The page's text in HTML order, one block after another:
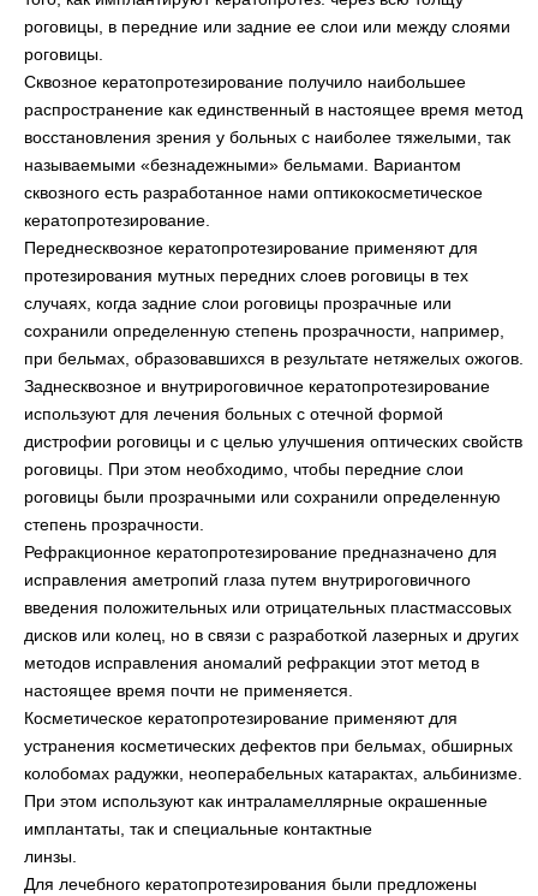
роговицы, в передние или задние ее слои или между слоями
роговицы.
Сквозное кератопротезирование получило наибольшее
распространение как единственный в настоящее время метод
восстановления зрения у больных с наиболее тяжелыми, так
называемыми «безнадежными» бельмами. Вариантом
сквозного есть разработанное нами оптикокосметическое
кератопротезирование.
Переднесквозное кератопротезирование применяют для
протезирования мутных передних слоев роговицы в тех
случаях, когда задние слои роговицы прозрачные или
сохранили определенную степень прозрачности, например,
при бельмах, образовавшихся в результате нетяжелых ожогов.
Заднесквозное и внутрироговичное кератопротезирование
используют для лечения больных с отечной формой
дистрофии роговицы и с целью улучшения оптических свойств
роговицы. При этом необходимо, чтобы передние слои
роговицы были прозрачными или сохранили определенную
степень прозрачности.
Рефракционное кератопротезирование предназначено для
исправления аметропий глаза путем внутрироговичного
введения положительных или отрицательных пластмассовых
дисков или колец, но в связи с разработкой лазерных и других
методов исправления аномалий рефракции этот метод в
настоящее время почти не применяется.
Косметическое кератопротезирование применяют для
устранения косметических дефектов при бельмах, обширных
колобомах радужки, неоперабельных катарактах, альбинизме.
При этом используют как интраламеллярные окрашенные
имплантаты, так и специальные контактные
линзы.
Для лечебного кератопротезирования были предложены